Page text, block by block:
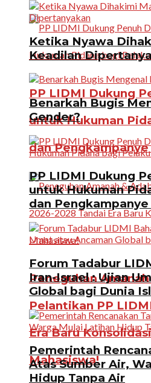
PP LIDMI Dukung
untuk Hukuman
dan Pengkampanye
Peneguhan
Pelantikan PP
Era Baru
Mahasiswa!
Ketika Nyawa
Keadilan
Benarkah Bugis
Gender?
PP LIDMI Dukung
untuk Hukuman
dan Pengkampanye
Forum Tadabur
Iran-Israel : Ujian
Global bagi Dunia
Pemerintah
Atas Sumber Air,
Hidup Tanpa Air